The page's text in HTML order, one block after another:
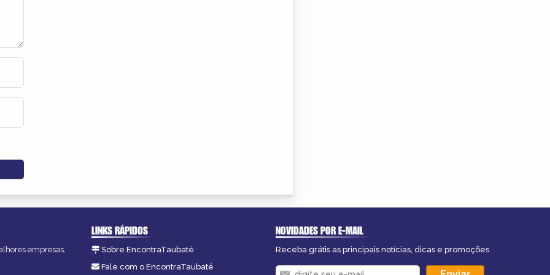
empresas,
LINKS RÁPIDOS
Sobre EncontraTaubaté
Fale com o EncontraTaubaté
NOVIDADES POR E-MAIL
Receba grátis as principais notícias, dicas e promoções